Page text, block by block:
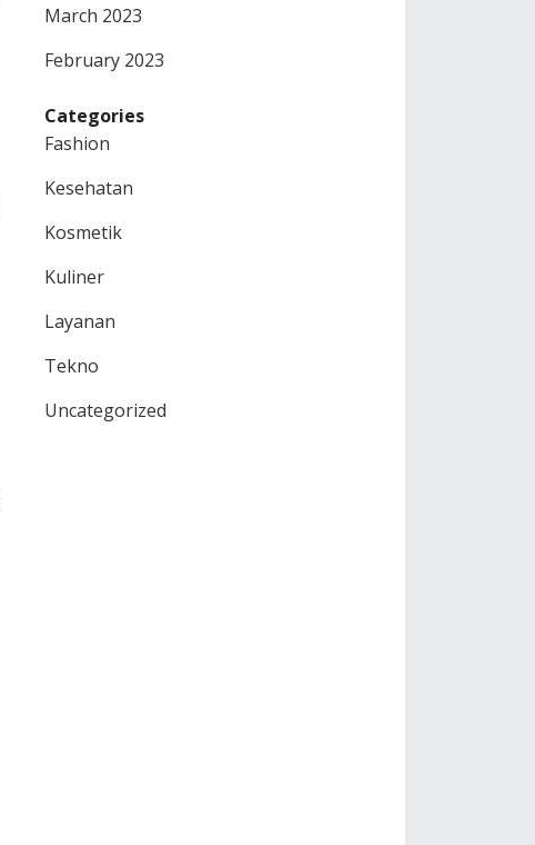
March 2023
February 2023
Categories
Fashion
Kesehatan
Kosmetik
Kuliner
Layanan
Tekno
Uncategorized